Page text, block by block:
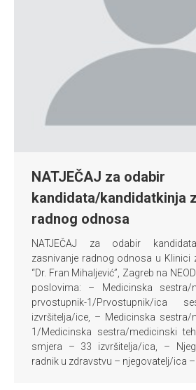
NATJEČAJ za odabir
kandidata/kandidatkinja
radnog odnosa
NATJEČAJ za odabir
zasnivanje radnog odnosa u Klinici
“Dr. Fran Mihaljević”, Zagreb na
poslovima: – Medicinska sestra/
prvostupnik-1/Prvostupnik/ica
izvršitelja/ice, – Medicinska sestra/
1/Medicinska sestra/medicinski
smjera – 33 izvršitelja/ica, –
radnik u zdravstvu – njegovatelj/ica –